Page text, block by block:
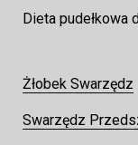
Dieta
Żłobek Swarzędz
Swarzędz